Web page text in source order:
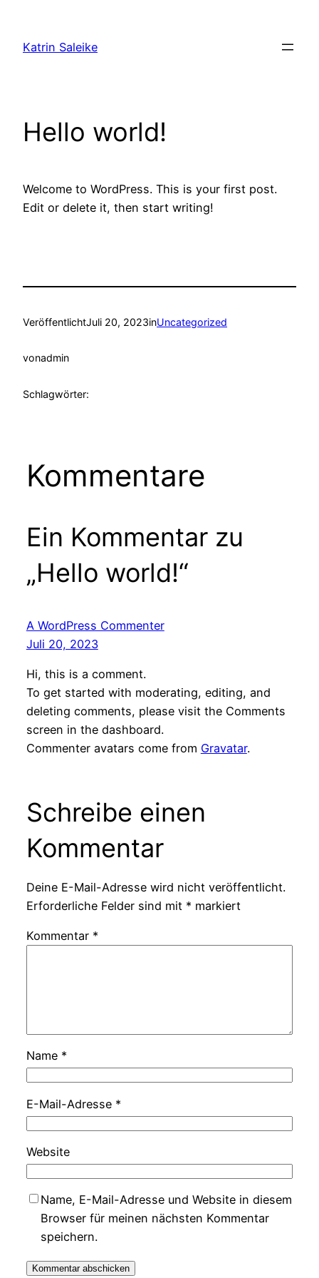
springen
Katrin Saleike
Hello world!
Welcome to WordPress. This is your first post.
Edit or delete it, then start writing!
VeröffentlichtJuli 20, 2023inUncategorized
vonadmin
Schlagwörter:
Kommentare
Ein Kommentar zu
„Hello world!“
A WordPress Commenter
Juli 20, 2023
Hi, this is a comment.
To get started with moderating, editing, and
deleting comments, please visit the Comments
screen in the dashboard.
Commenter avatars come from Gravatar.
Schreibe einen
Kommentar
Deine E-Mail-Adresse wird nicht veröffentlicht.
Erforderliche Felder sind mit * markiert
Kommentar *
Name *
E-Mail-Adresse *
Website
Name, E-Mail-Adresse und Website in diesem
Browser für meinen nächsten Kommentar
speichern.